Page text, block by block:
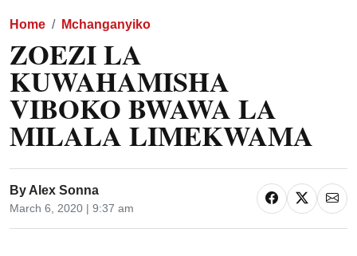
Home Mchanganyiko
ZOEZI LA
KUWAHAMISHA
VIBOKO BWAWA LA
MILALA LIMEKWAMA
By Alex Sonna
March 6, 2020 | 9:37 am